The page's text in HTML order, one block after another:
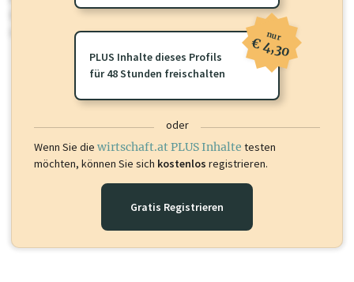
Sie momentan nicht einsehen können. Schalten Sie dieses Profil frei
oder loggen Sie sich ein um diese Inhalte zu sehen.
PLUS Inhalte dieses Profils
für 48 Stunden freischalten
nur
€ 4,30
oder
Wenn Sie die wirtschaft.at PLUS Inhalte testen
möchten, können Sie sich kostenlos registrieren.
Gratis Registrieren